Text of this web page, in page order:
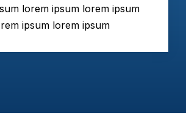
lorem ipsum lorem ipsum
ipsum lorem ipsum